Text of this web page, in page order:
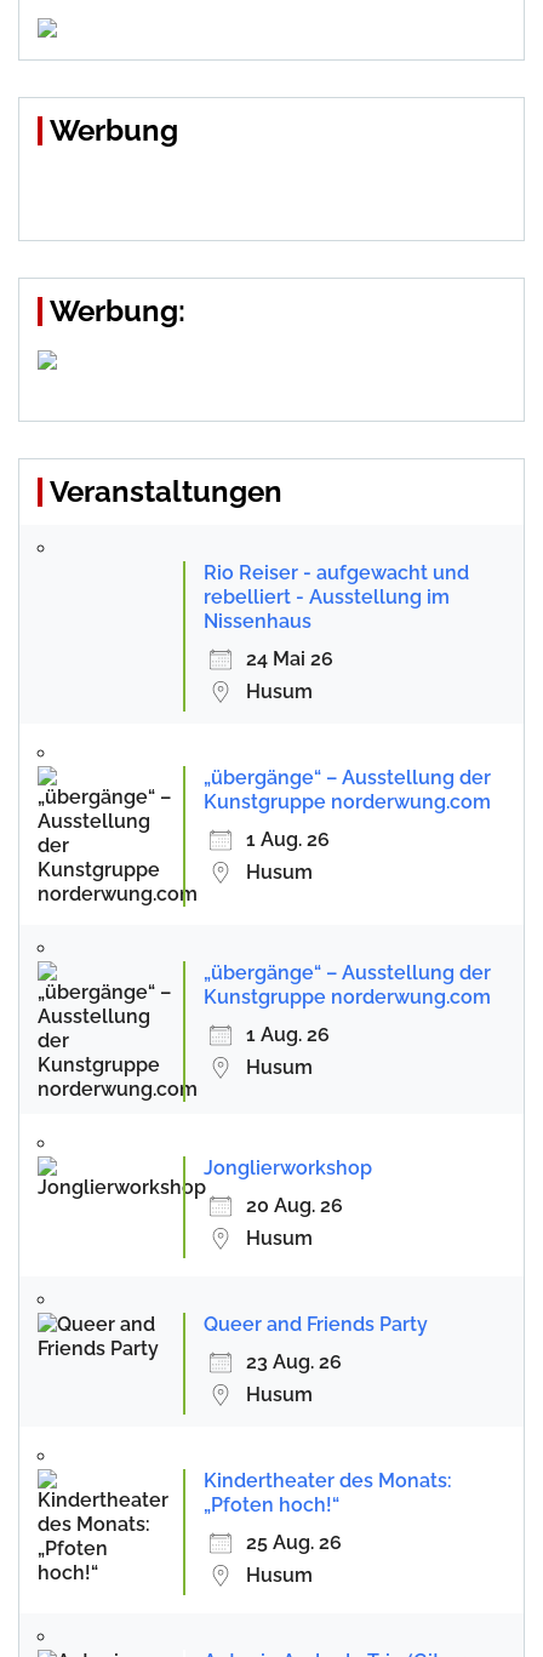
Werbung
Werbung:
Veranstaltungen
Rio Reiser - aufgewacht und
rebelliert - Ausstellung im
Nissenhaus
24 Mai 26
Husum
„übergänge“ – Ausstellung der
Kunstgruppe norderwung.com
1 Aug. 26
Husum
„übergänge“ – Ausstellung der
Kunstgruppe norderwung.com
1 Aug. 26
Husum
Jonglierworkshop
20 Aug. 26
Husum
Queer and Friends Party
23 Aug. 26
Husum
Kindertheater des Monats:
„Pfoten hoch!“
25 Aug. 26
Husum